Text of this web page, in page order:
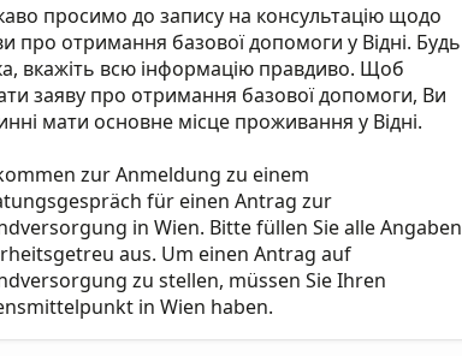
просимо до запису на консультацію щодо
про отримання базової допомоги у Відні. Будь
вкажіть всю інформацію правдиво. Щоб
заяву про отримання базової допомоги, Ви
мати основне місце проживання у Відні.
zur Anmeldung zu einem
für einen Antrag zur
in Wien. Bitte füllen Sie alle Angaben
aus. Um einen Antrag auf
zu stellen, müssen Sie Ihren
in Wien haben.